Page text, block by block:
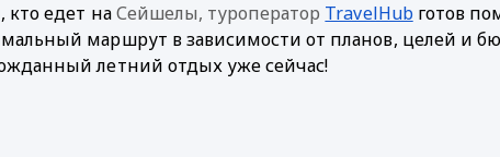
кто едет на Сейшелы, туроператор TravelHub готов
маршрут в зависимости от планов, целей и
летний отдых уже сейчас!